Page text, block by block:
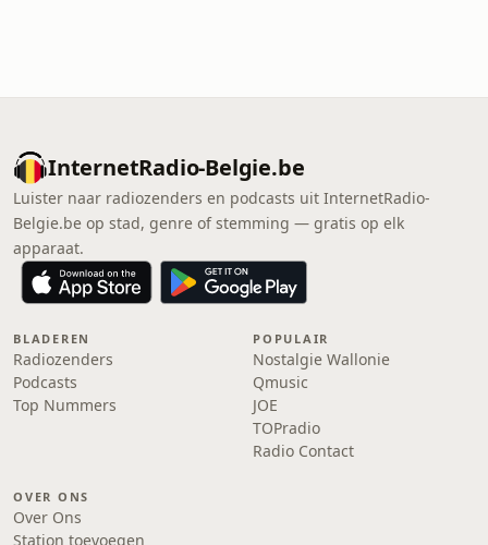
InternetRadio-Belgie.be
Luister naar radiozenders en podcasts uit InternetRadio-
Belgie.be op stad, genre of stemming — gratis op elk
apparaat.
BLADEREN
Radiozenders
Podcasts
Top Nummers
POPULAIR
Nostalgie Wallonie
Qmusic
JOE
TOPradio
Radio Contact
OVER ONS
Over Ons
Station toevoegen